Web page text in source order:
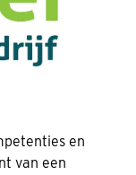
en
van een